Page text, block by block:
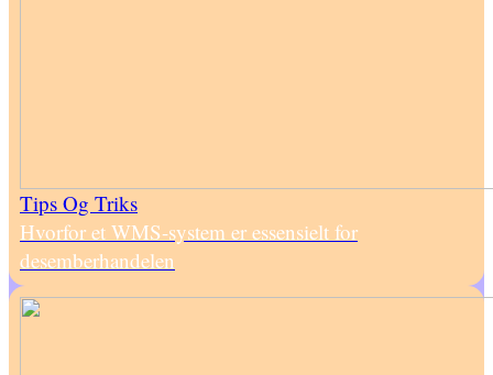
Tips Og Triks
Hvorfor et WMS-system er essensielt for
desemberhandelen